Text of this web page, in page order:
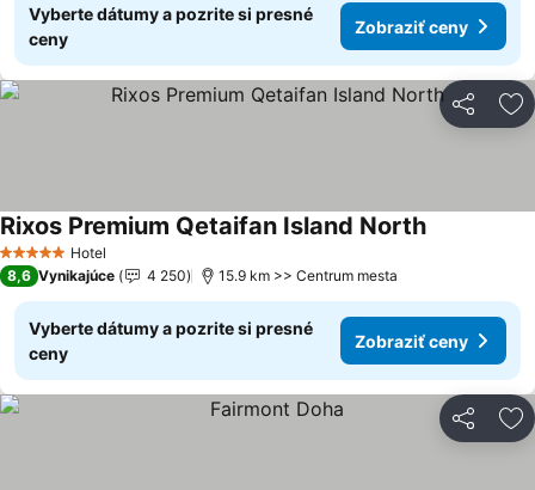
Vyberte dátumy a pozrite si presné
ceny
Zobraziť ceny
Zdieľať
5 Počet hviezdičiek
Hotel
Rixos Premium Qetaifan Island North
8,6 Vynikajúce 4 250 15.9 km >> Centrum mesta
Vyberte dátumy a pozrite si presné
ceny
Zobraziť ceny
Zdieľať